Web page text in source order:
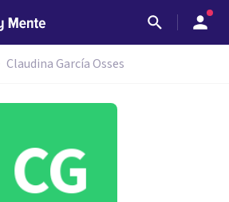
Claudina García Osses